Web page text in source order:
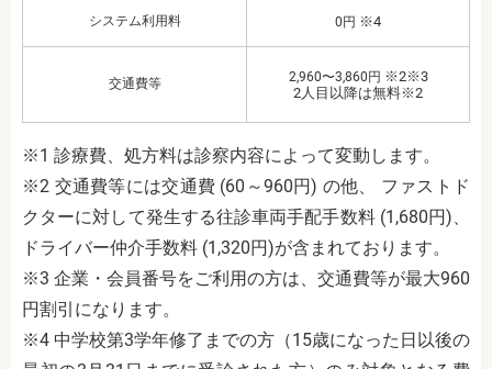
システム利用料 0円 ※4
交通費等 2,960〜3,860円 ※2※3
2人目以降は無料※2
※1 診療費、処方料は診察内容によって変動します。
※2 交通費等には交通費 (60～960円) の他、 ファストド
クターに対して発生する往診車両手配手数料 (1,680円)、
ドライバー仲介手数料 (1,320円)が含まれております。
※3 企業・会員番号をご利用の方は、交通費等が最大960
円割引になります。
※4 中学校第3学年修了までの方（15歳になった日以後の